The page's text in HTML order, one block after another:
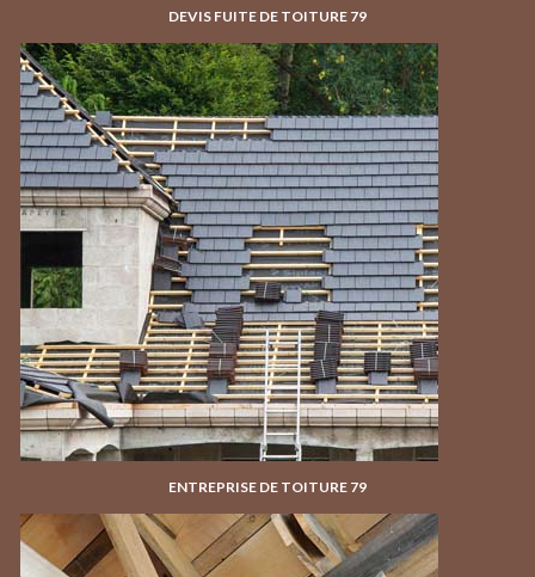
DEVIS FUITE DE TOITURE 79
ENTREPRISE DE TOITURE 79